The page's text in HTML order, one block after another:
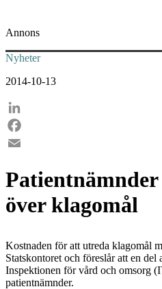
Annons
Nyheter
2014-10-13
LinkedIn
Facebook
Patientnämnder
över klagomål
Kostnaden för att utreda klagomål
Statskontoret och föreslår att en del
Inspektionen för vård och omsorg
patientnämnder.